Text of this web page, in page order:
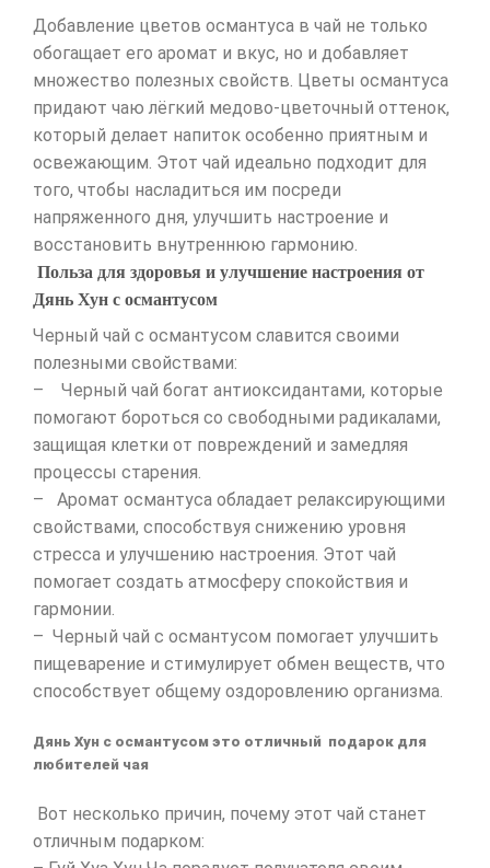
Добавление цветов османтуса в чай не только
обогащает его аромат и вкус, но и добавляет
множество полезных свойств. Цветы османтуса
придают чаю лёгкий медово-цветочный оттенок,
который делает напиток особенно приятным и
освежающим. Этот чай идеально подходит для
того, чтобы насладиться им посреди
напряженного дня, улучшить настроение и
восстановить внутреннюю гармонию.
Польза для здоровья и улучшение настроения от
Дянь Хун с османтусом
Черный чай с османтусом славится своими
полезными свойствами:
– Черный чай богат антиоксидантами, которые
помогают бороться со свободными радикалами,
защищая клетки от повреждений и замедляя
процессы старения.
– Аромат османтуса обладает релаксирующими
свойствами, способствуя снижению уровня
стресса и улучшению настроения. Этот чай
помогает создать атмосферу спокойствия и
гармонии.
– Черный чай с османтусом помогает улучшить
пищеварение и стимулирует обмен веществ, что
способствует общему оздоровлению организма.
Дянь Хун с османтусом это отличный подарок для
любителей чая
Вот несколько причин, почему этот чай станет
отличным подарком: